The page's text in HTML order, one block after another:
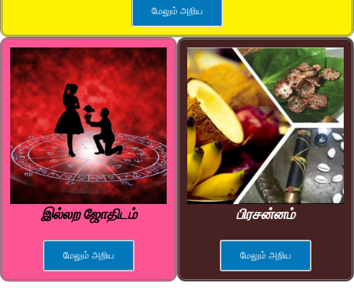
மேலும் அறிய
இல்லற ஜோதிடம்
மேலும் அறிய
பிரசன்னம்
மேலும் அறிய